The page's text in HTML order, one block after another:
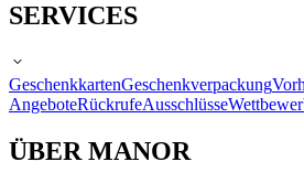
SERVICES
GeschenkkartenGeschenkverpackung
AngeboteRückrufeAusschlüsse
ÜBER MANOR